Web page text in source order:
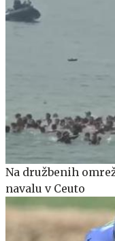
Na družbenih
navalu v Ceuto